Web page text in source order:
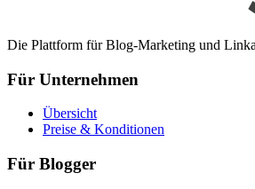
Die Plattform für Blog-Marketing und
Für Unternehmen
Übersicht
Preise & Konditionen
Für Blogger